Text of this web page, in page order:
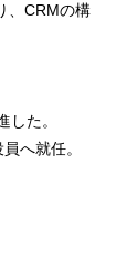
、CRMの構
た。
へ就任。